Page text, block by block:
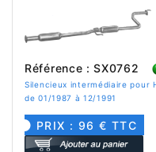
Référence : SX0762
Silencieux intermédiaire pour
de 01/1987 à 12/1991
PRIX : 96 € TTC